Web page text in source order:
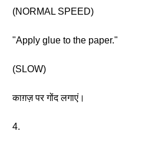
(NORMAL SPEED)
"Apply glue to the paper."
(SLOW)
काग़ज़ पर गोंद लगाएं।
4.